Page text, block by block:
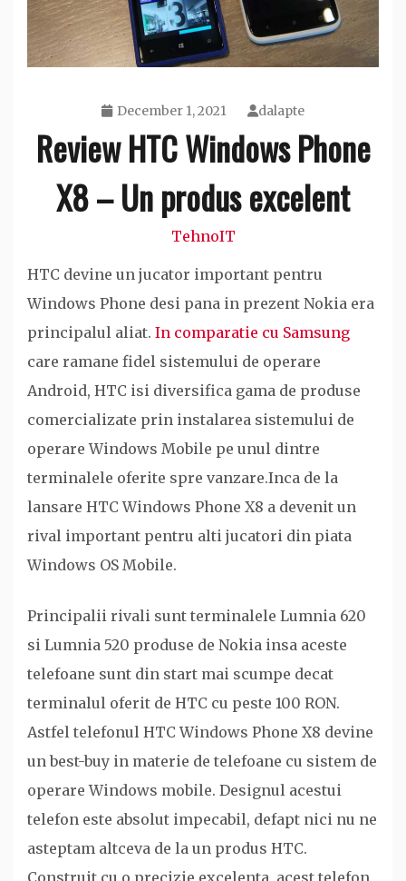
December 1, 2021 dalapte
Review HTC Windows Phone
X8 – Un produs excelent
TehnoIT
HTC devine un jucator important pentru
Windows Phone desi pana in prezent Nokia era
principalul aliat. In comparatie cu Samsung
care ramane fidel sistemului de operare
Android, HTC isi diversifica gama de produse
comercializate prin instalarea sistemului de
operare Windows Mobile pe unul dintre
terminalele oferite spre vanzare.Inca de la
lansare HTC Windows Phone X8 a devenit un
rival important pentru alti jucatori din piata
Windows OS Mobile.
Principalii rivali sunt terminalele Lumnia 620
si Lumnia 520 produse de Nokia insa aceste
telefoane sunt din start mai scumpe decat
terminalul oferit de HTC cu peste 100 RON.
Astfel telefonul HTC Windows Phone X8 devine
un best-buy in materie de telefoane cu sistem de
operare Windows mobile. Designul acestui
telefon este absolut impecabil, defapt nici nu ne
asteptam altceva de la un produs HTC.
Construit cu o precizie excelenta, acest telefon